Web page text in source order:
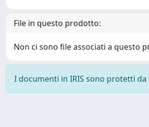
File in questo prodotto:
Non ci sono file associati a questo
I documenti in IRIS sono protetti